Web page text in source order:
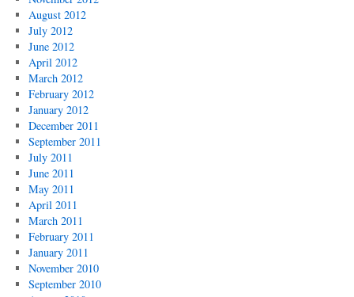
August 2012
July 2012
June 2012
April 2012
March 2012
February 2012
January 2012
December 2011
September 2011
July 2011
June 2011
May 2011
April 2011
March 2011
February 2011
January 2011
November 2010
September 2010